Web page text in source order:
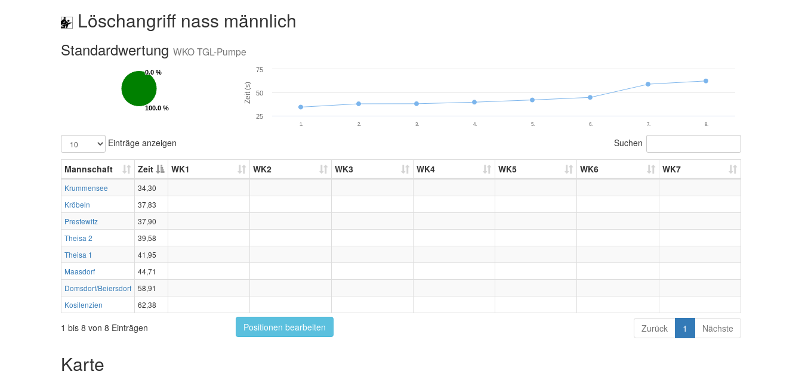
Löschangriff nass männlich
Standardwertung WKO TGL-Pumpe
0.0 %
0.0 %
100.0 %
100.0 %
Zeit (s)
1. 2. 3. 4. 5. 6. 7. 8.
25
50
75
Einträge anzeigen Suchen
Mannschaft Zeit WK1 WK2 WK3 WK4 WK5 WK6 WK7
Krummensee
34,30
Kröbeln
37,83
Prestewitz
37,90
Theisa 2
39,58
Theisa 1
41,95
Maasdorf
44,71
Domsdorf/Beiersdorf
58,91
Kosilenzien
62,38
1 bis 8 von 8 Einträgen Positionen bearbeiten Zurück 1 Nächste
Karte